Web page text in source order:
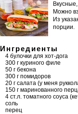
Можно
Из
порции.
Ингредиенты
4 булочки для хот-дога
300 г куриного филе
50 г бекона
300 г помидоров
20 г салата (у меня
150 г маринованного
4 ст.л. томатного соуса
соль
перец